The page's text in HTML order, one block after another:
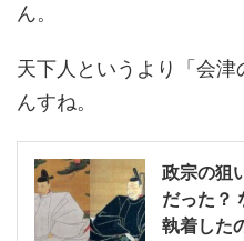
ん。
天下人というより「会
んすね。
政宗の狙
だった？
執着した